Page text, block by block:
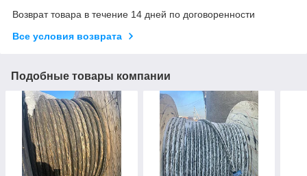
Возврат товара в течение 14 дней по договоренности
Все условия возврата
Подобные товары компании